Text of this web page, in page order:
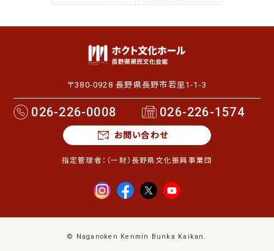
〒380-0928 長野県長野市若里1-1-3
026-226-0008 026-226-1574
お問い合わせ
指定管理者： （一財）長野県文化振興事業団
© Naganoken Kenmin Bunka Kaikan.